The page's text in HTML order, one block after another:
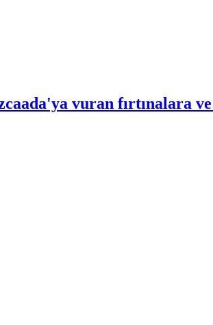
vuran fırtınalara